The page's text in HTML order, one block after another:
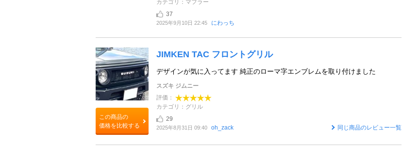
カテゴリ：マフラー
37
2025年9月10日 22:45 にわっち
この商品の
価格を比較する
JIMKEN TAC フロントグリル
デザインが気に入ってます 純正のローマ字エンブレムを取り付けました
スズキ ジムニー
評価：
カテゴリ：グリル
29
2025年8月31日 09:40 oh_zack 同じ商品のレビュー一覧